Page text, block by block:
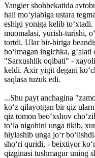
Yangier shohbekatida
hali mo‘ylabiga ustara
eshigi yoniga kelib
muomalasi, yurish-turishi,
tortdi. Ular bir-biriga
bo‘lmagan ingichka,
"Sarxushlik oqibati" -
keldi. Axir yigit degani
saqlasa tuzuk edi.
...Shu payt anchagina
ko‘z qilayotgan bir qiz
qiz tomon be­o‘xshov
to‘la nigohini unga tikib,
hiylashib unga jo‘r
sho‘ri quridi, - beixtiyor
qizginasi tushmagur uning